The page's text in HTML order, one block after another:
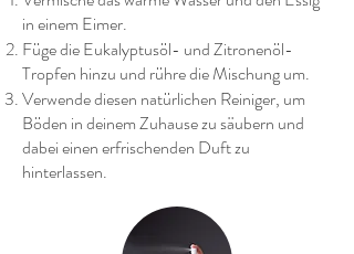
in einem Eimer.
Füge die Eukalyptusöl- und Zitronenöl-
Tropfen hinzu und rühre die Mischung um.
Verwende diesen natürlichen Reiniger, um
Böden in deinem Zuhause zu säubern und
dabei einen erfrischenden Duft zu
hinterlassen.